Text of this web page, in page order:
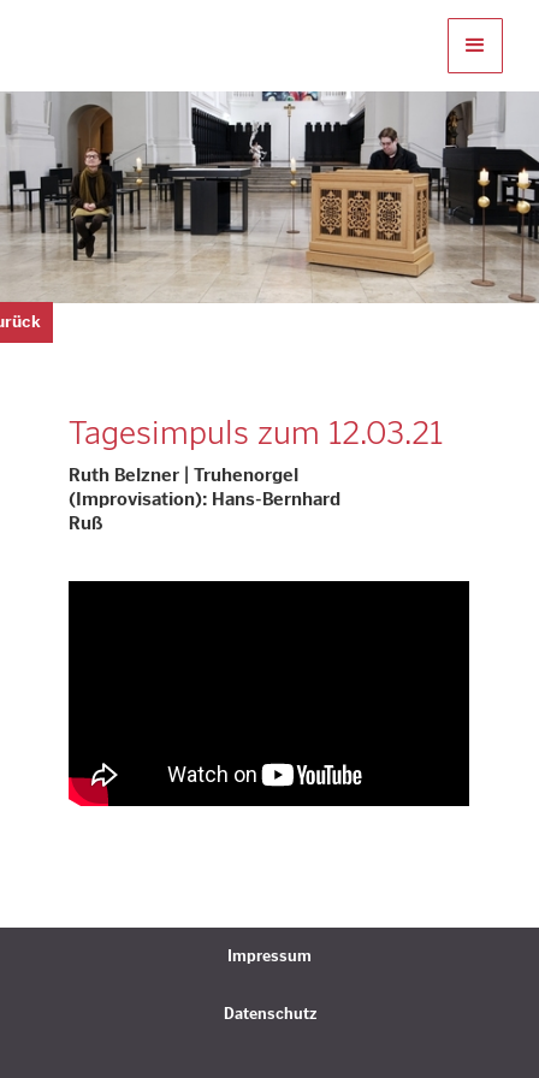
Tagesimpuls zum 12.03.21
Ruth Belzner | Truhenorgel
(Improvisation): Hans-Bernhard
Ruß
Impressum
Datenschutz